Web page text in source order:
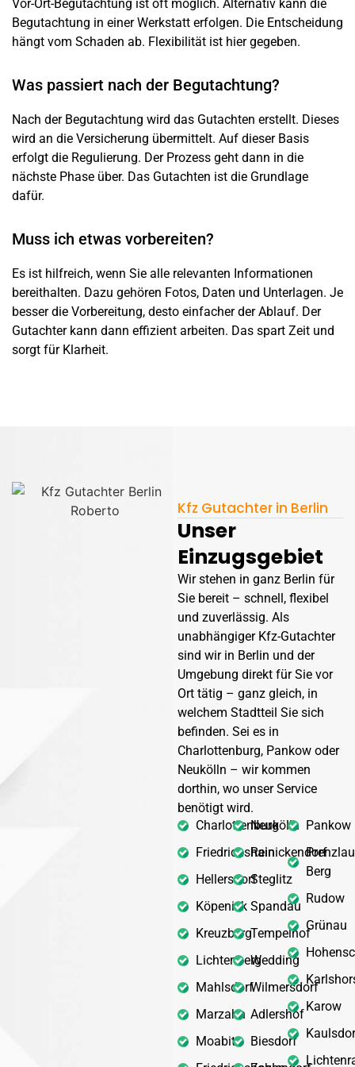
Vor-Ort-Begutachtung ist oft möglich. Alternativ kann die
Begutachtung in einer Werkstatt erfolgen. Die Entscheidung
hängt vom Schaden ab. Flexibilität ist hier gegeben.
Was passiert nach der Begutachtung?
Nach der Begutachtung wird das Gutachten erstellt. Dieses
wird an die Versicherung übermittelt. Auf dieser Basis
erfolgt die Regulierung. Der Prozess geht dann in die
nächste Phase über. Das Gutachten ist die Grundlage
dafür.
Muss ich etwas vorbereiten?
Es ist hilfreich, wenn Sie alle relevanten Informationen
bereithalten. Dazu gehören Fotos, Daten und Unterlagen. Je
besser die Vorbereitung, desto einfacher der Ablauf. Der
Gutachter kann dann effizient arbeiten. Das spart Zeit und
sorgt für Klarheit.
Kfz Gutachter in Berlin
Unser
Einzugsgebiet
Wir stehen in ganz Berlin für
Sie bereit – schnell, flexibel
und zuverlässig. Als
unabhängiger Kfz-Gutachter
sind wir in Berlin und der
Umgebung direkt für Sie vor
Ort tätig – ganz gleich, in
welchem Stadtteil Sie sich
befinden. Sei es in
Charlottenburg, Pankow oder
Neukölln – wir kommen
dorthin, wo unser Service
benötigt wird.
Charlottenburg
Friedrichshain
Hellersdorf
Köpenick
Kreuzberg
Lichtenberg
Mahlsdorf
Marzahn
Moabit
Neukölln
Reinickendorf
Steglitz
Spandau
Tempelhof
Wedding
Wilmersdorf
Adlershof
Biesdorf
Pankow
Berg
Rudow
Grünau
Karow